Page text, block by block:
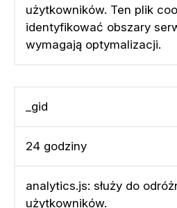
użytkowników. Ten plik
identyfikować obszary
wymagają optymalizacji.
_gid
24 godziny
analytics.js: służy do
użytkowników.